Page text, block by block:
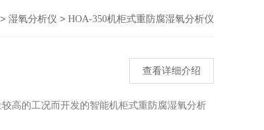
> 湿氧分析仪 > HOA-350机柜式重防腐湿氧分析仪
查看详细介绍
高的工况而开发的智能机柜式重防腐湿氧分析